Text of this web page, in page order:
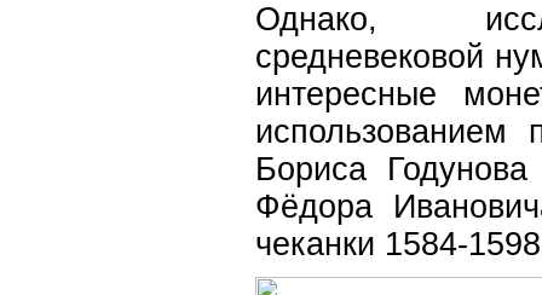
Однако,
средневековой
интересные
использованием
Бориса
Фёдора
чеканки 1584-